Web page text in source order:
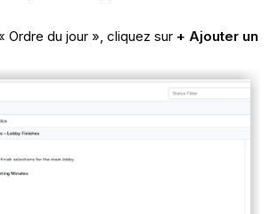
Ordre du jour », cliquez sur + Ajouter un